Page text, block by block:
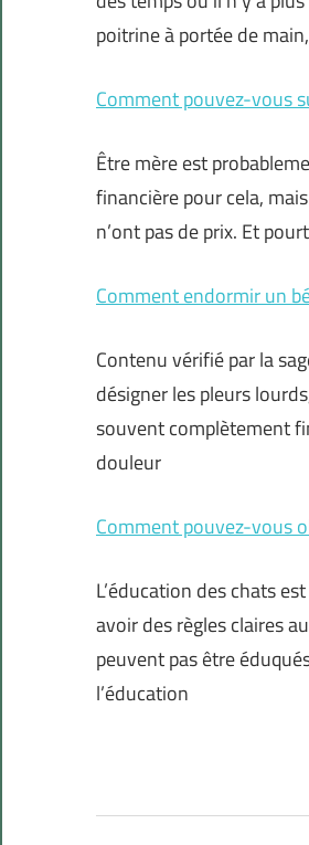
poitrine à portée de
Comment pouvez-vous
Être mère est
financière pour cela,
n’ont pas de prix. Et
Comment endormir un
Contenu vérifié par la
désigner les pleurs
souvent complètement
douleur
Comment pouvez-vous
L’éducation des chats
avoir des règles claires
peuvent pas être
l’éducation